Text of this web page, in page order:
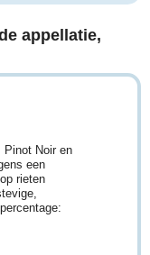
appellatie,
Pinot Noir en
een
rieten